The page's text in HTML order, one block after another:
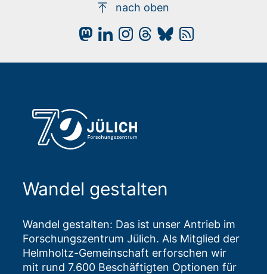
nach oben
Wandel gestalten
Wandel gestalten: Das ist unser Antrieb im
Forschungszentrum Jülich. Als Mitglied der
Helmholtz-Gemeinschaft erforschen wir
mit rund 7.600 Beschäftigten Optionen für